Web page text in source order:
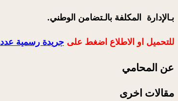
بـالإدارة المكلفة بالـتضامن الوطني.
للتحميل او الاطلاع اضغط على جريدة رسمية عدد 53
عن المحامي
مقالات اخرى